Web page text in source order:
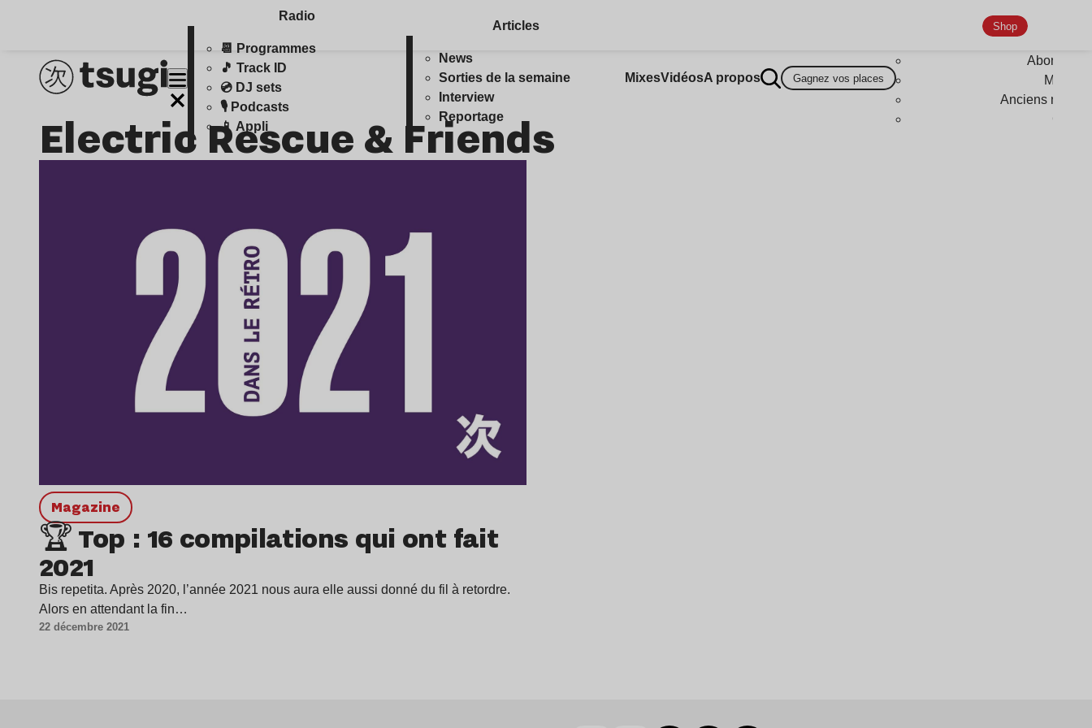
Radio
📆 Programmes
🎵 Track ID
💿 DJ sets
🎙️ Podcasts
📱 Appli
Articles
News
Sorties de la semaine
Interview
Reportage
MixesVidéosA propos Gagnez vos places
Shop
Anciens
Electric Rescue & Friends
magazine
🏆 Top : 16 compilations qui ont fait
2021
Bis repetita. Après 2020, l’année 2021 nous aura elle aussi donné du fil à retordre.
Alors en attendant la fin…
22 décembre 2021